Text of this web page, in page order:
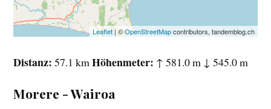
Leaflet| ©OpenStreetMapcontributors, tandemblog.ch
Distanz 57.1 km Höhenmeter ↑ 581.0 m ↓ 545.0 m
Morere - Wairoa